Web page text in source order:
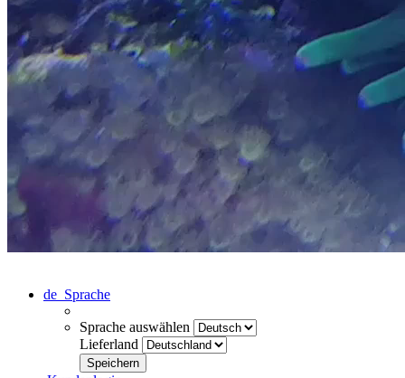
de Sprache
Sprache auswählen
Lieferland